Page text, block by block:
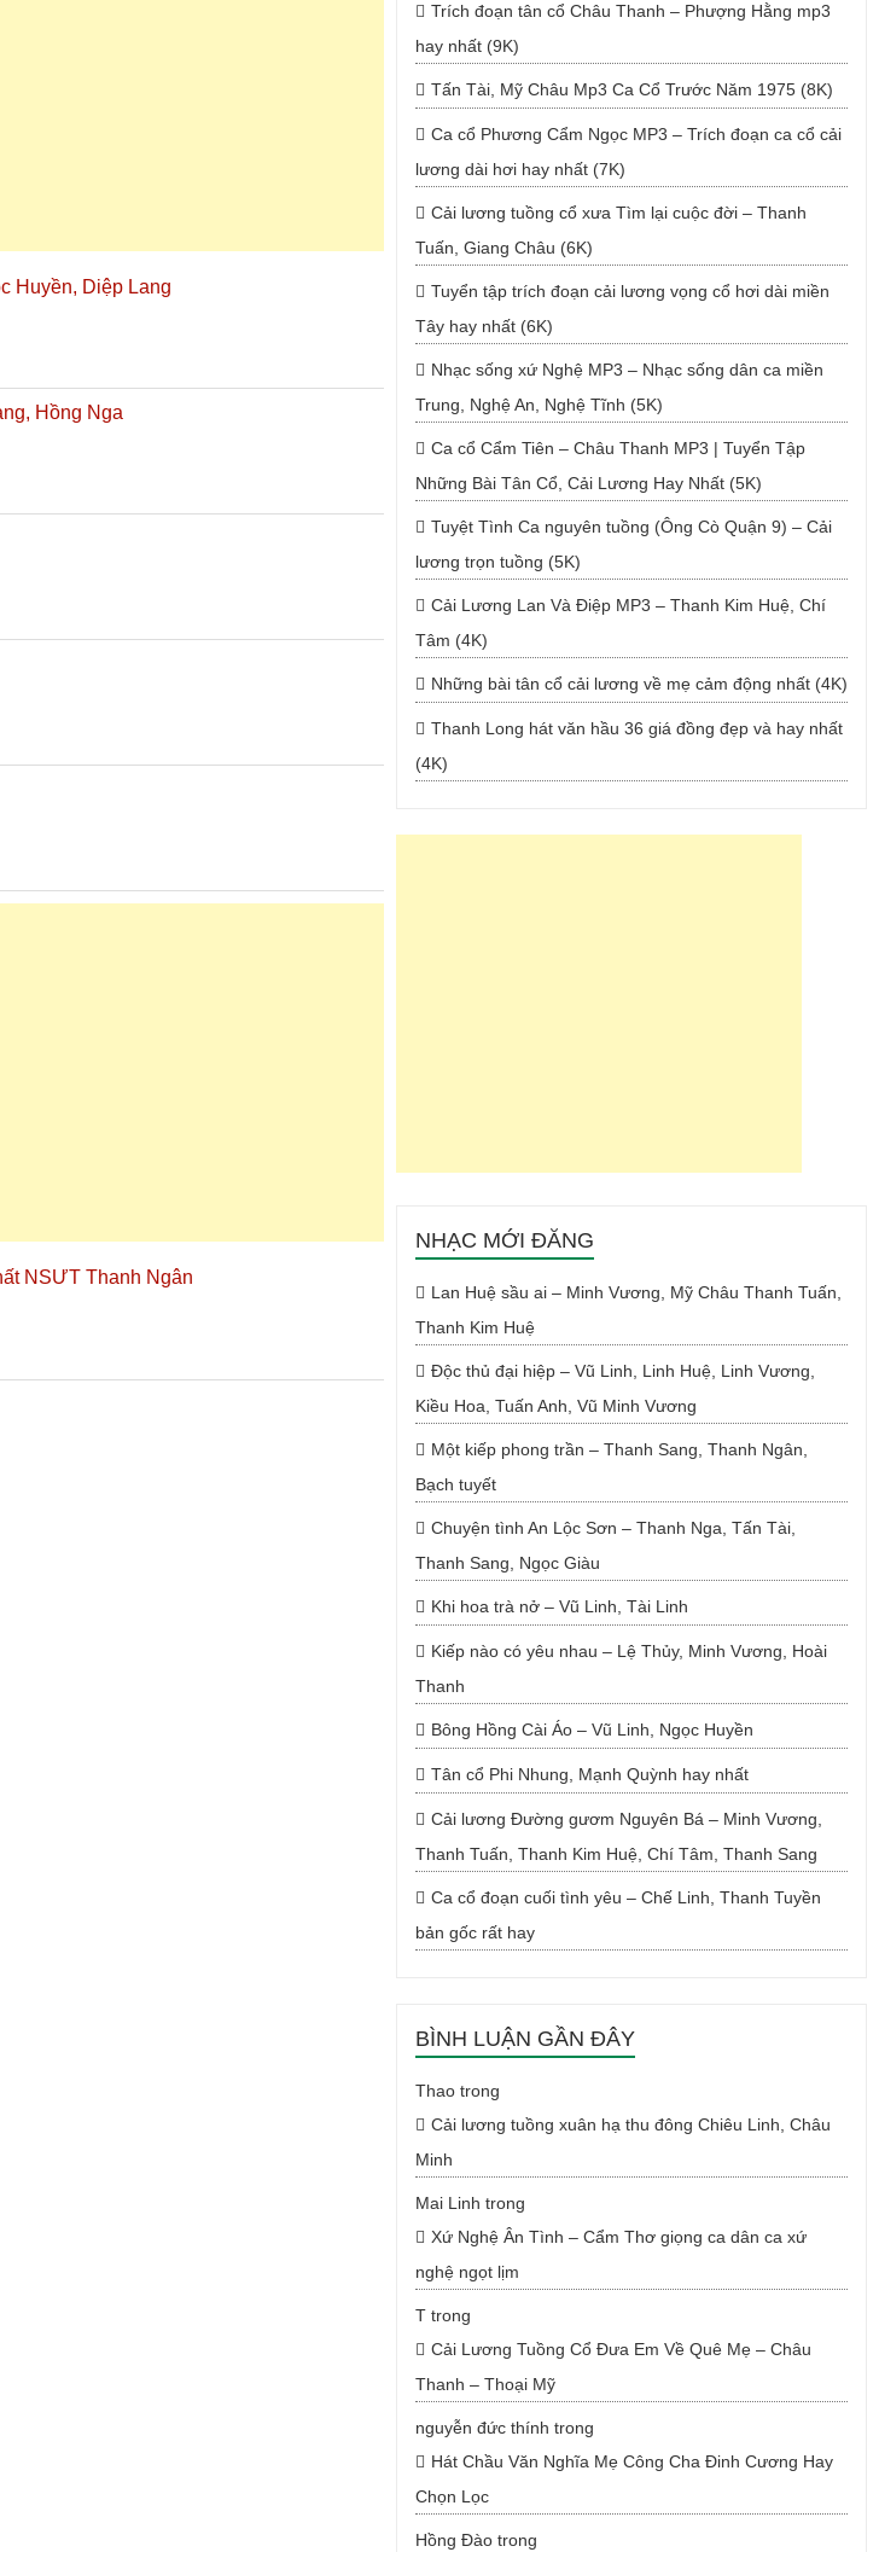
Huyền, Diệp Lang
Hồng Nga
NSƯT Thanh Ngân
Trích đoạn tân cổ Châu Thanh – Phượng Hằng mp3
hay nhất (9K)
Tấn Tài, Mỹ Châu Mp3 Ca Cổ Trước Năm 1975 (8K)
Ca cổ Phương Cẩm Ngọc MP3 – Trích đoạn ca cổ cải
lương dài hơi hay nhất (7K)
Cải lương tuồng cổ xưa Tìm lại cuộc đời – Thanh
Tuấn, Giang Châu (6K)
Tuyển tập trích đoạn cải lương vọng cổ hơi dài miền
Tây hay nhất (6K)
Nhạc sống xứ Nghệ MP3 – Nhạc sống dân ca miền
Trung, Nghệ An, Nghệ Tĩnh (5K)
Ca cổ Cẩm Tiên – Châu Thanh MP3 | Tuyển Tập
Những Bài Tân Cổ, Cải Lương Hay Nhất (5K)
Tuyệt Tình Ca nguyên tuồng (Ông Cò Quận 9) – Cải
lương trọn tuồng (5K)
Cải Lương Lan Và Điệp MP3 – Thanh Kim Huệ, Chí
Tâm (4K)
Những bài tân cổ cải lương về mẹ cảm động nhất (4K)
Thanh Long hát văn hầu 36 giá đồng đẹp và hay nhất
(4K)
NHẠC MỚI ĐĂNG
Lan Huệ sầu ai – Minh Vương, Mỹ Châu Thanh Tuấn,
Thanh Kim Huệ
Độc thủ đại hiệp – Vũ Linh, Linh Huệ, Linh Vương,
Kiều Hoa, Tuấn Anh, Vũ Minh Vương
Một kiếp phong trần – Thanh Sang, Thanh Ngân,
Bạch tuyết
Chuyện tình An Lộc Sơn – Thanh Nga, Tấn Tài,
Thanh Sang, Ngọc Giàu
Khi hoa trà nở – Vũ Linh, Tài Linh
Kiếp nào có yêu nhau – Lệ Thủy, Minh Vương, Hoài
Thanh
Bông Hồng Cài Áo – Vũ Linh, Ngọc Huyền
Tân cổ Phi Nhung, Mạnh Quỳnh hay nhất
Cải lương Đường gươm Nguyên Bá – Minh Vương,
Thanh Tuấn, Thanh Kim Huệ, Chí Tâm, Thanh Sang
Ca cổ đoạn cuối tình yêu – Chế Linh, Thanh Tuyền
bản gốc rất hay
BÌNH LUẬN GẦN ĐÂY
Thaotrong
Cải lương tuồng xuân hạ thu đông Chiêu Linh, Châu
Minh
Mai Linh trong
Xứ Nghệ Ân Tình – Cẩm Thơ giọng ca dân ca xứ
nghệ ngọt lịm
Ttrong
Cải Lương Tuồng Cổ Đưa Em Về Quê Mẹ – Châu
Thanh – Thoại Mỹ
nguyễn đức thính trong
Hát Chầu Văn Nghĩa Mẹ Công Cha Đinh Cương Hay
Chọn Lọc
Hồng Đàotrong